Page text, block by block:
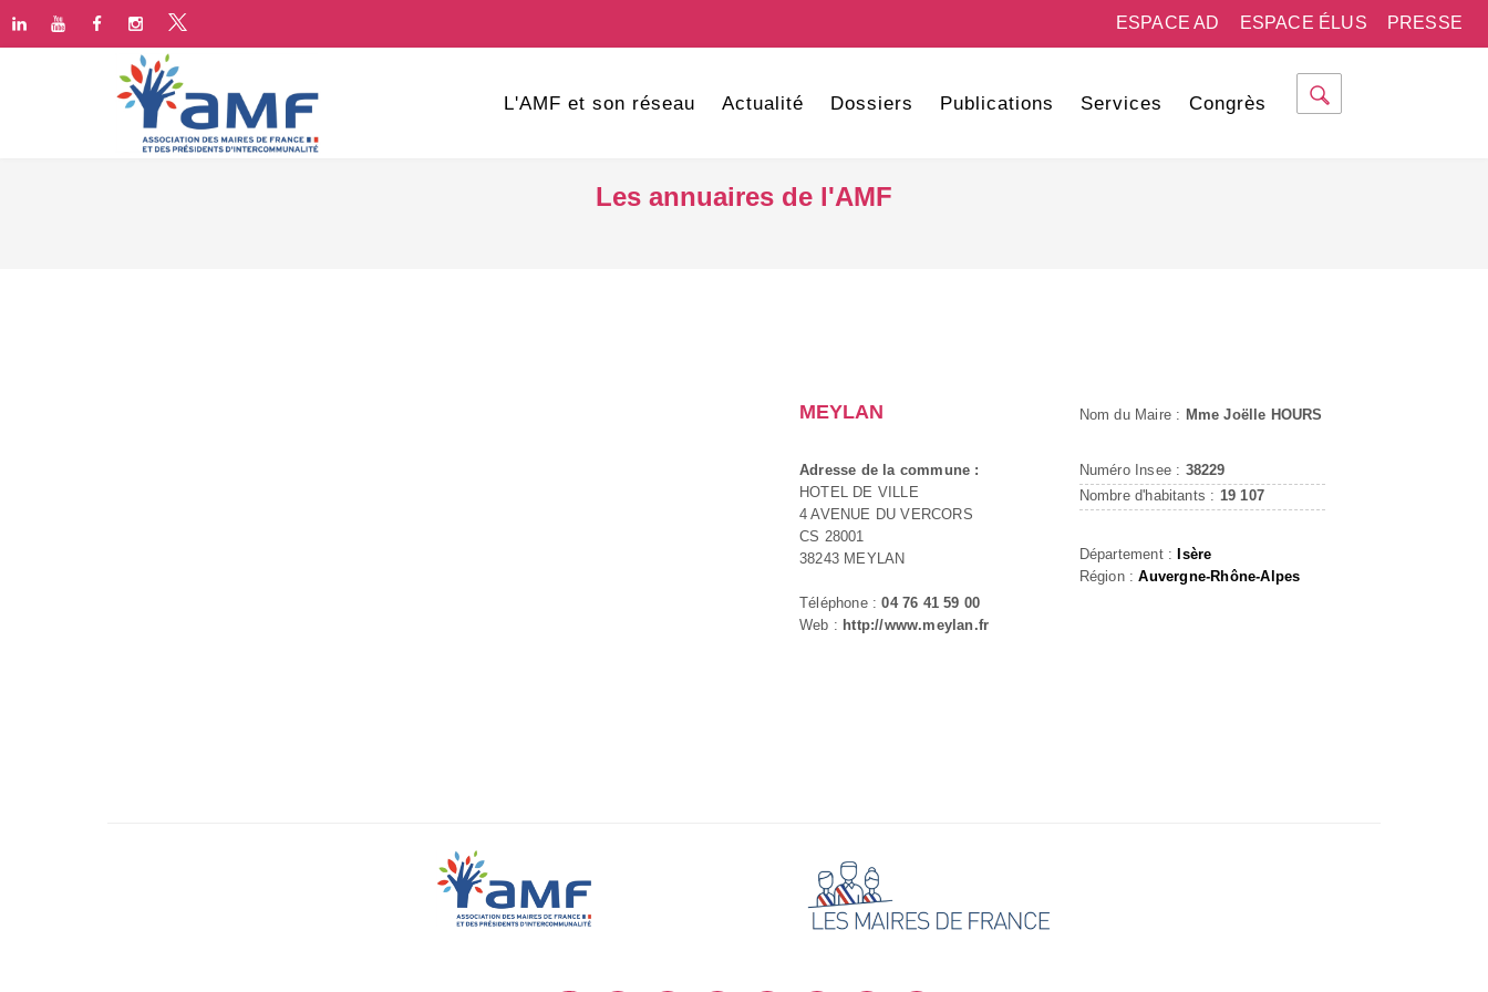
PRESSE
ESPACE ÉLUS
ESPACE AD
L'AMF et son réseau Actualité Dossiers Publications Services Congrès
Les annuaires de l'AMF
MEYLAN
Adresse de la commune :
HOTEL DE VILLE
4 AVENUE DU VERCORS
CS 28001
38243 MEYLAN
Téléphone :04 76 41 59 00
Web : http://www.meylan.fr
Nom du Maire : Mme Joëlle HOURS
Numéro Insee : 38229
Nombre d'habitants : 19 107
Département :
Isère
Région :Auvergne-Rhône-Alpes